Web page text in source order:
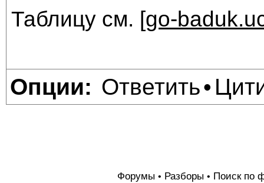
Таблицу см. [go-
Опции: Ответить•
Форумы • Разборы • Поиск по